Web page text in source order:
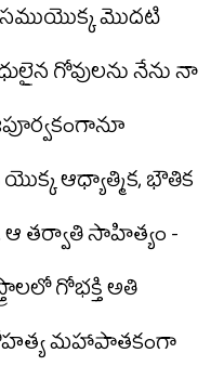
మొదటి
గోవులను నేను నా
యొక్క ఆధ్యాత్మిక, భౌతిక
తర్వాతి సాహిత్యం -
గోభక్తి అతి
మహాపాతకంగా